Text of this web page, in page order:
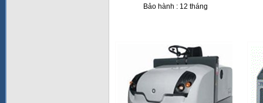
Bảo hành : 12 tháng